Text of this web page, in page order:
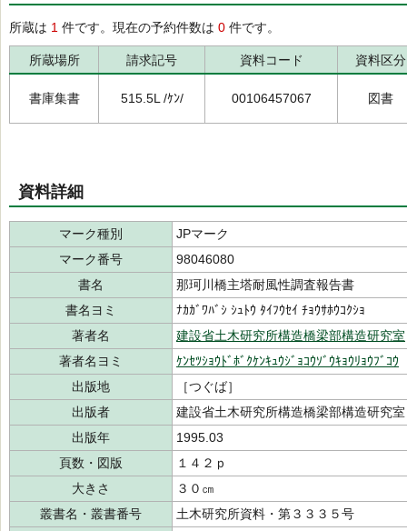
所蔵は 1 件です。現在の予約件数は 0 件です。
所蔵場所 請求記号 資料コード 資料区分
書庫集書 515.5L /ｹﾝ/ 00106457067 図書
資料詳細
マーク種別
JPマーク
マーク番号
98046080
書名
那珂川橋主塔耐風性調査報告書
書名ヨミ
ﾅｶｶﾞﾜﾊﾞｼ ｼｭﾄｳ ﾀｲﾌｳｾｲ ﾁｮｳｻﾎｳｺｸｼｮ
著者名
建設省土木研究所構造橋梁部構造研究室
著者名ヨミ
ｹﾝｾﾂｼｮｳﾄﾞﾎﾞｸｹﾝｷｭｳｼﾞｮｺｳｿﾞｳｷｮｳﾘｮｳﾌﾞｺｳ
出版地
［つぐば］
出版者
建設省土木研究所構造橋梁部構造研究室
出版年
1995.03
頁数・図版
１４２ｐ
大きさ
３０㎝
叢書名・叢書番号
土木研究所資料・第３３３５号